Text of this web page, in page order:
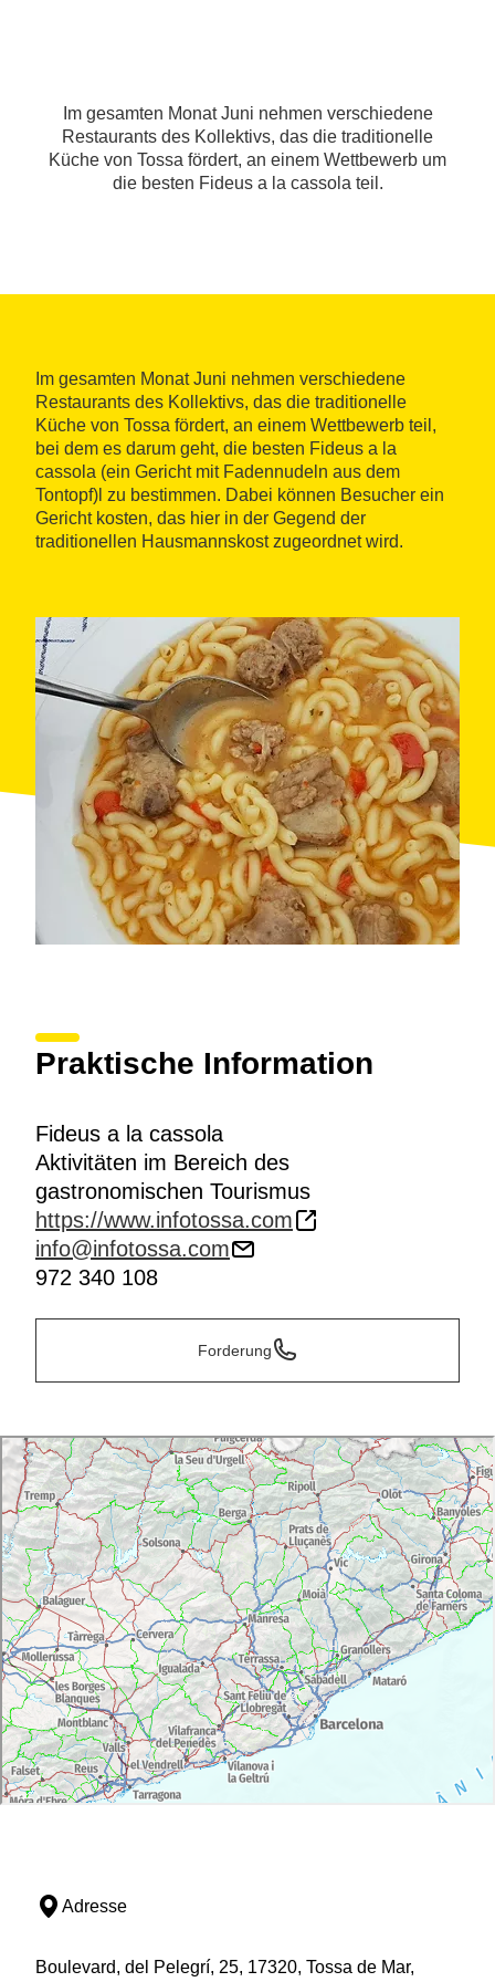
Im gesamten Monat Juni nehmen verschiedene
Restaurants des Kollektivs, das die traditionelle
Küche von Tossa fördert, an einem Wettbewerb um
die besten Fideus a la cassola teil.
Im gesamten Monat Juni nehmen verschiedene
Restaurants des Kollektivs, das die traditionelle
Küche von Tossa fördert, an einem Wettbewerb teil,
bei dem es darum geht, die besten Fideus a la
cassola (ein Gericht mit Fadennudeln aus dem
Tontopf)l zu bestimmen. Dabei können Besucher ein
Gericht kosten, das hier in der Gegend der
traditionellen Hausmannskost zugeordnet wird.
Praktische Information
Fideus a la cassola
Aktivitäten im Bereich des
gastronomischen Tourismus
https://www.infotossa.com
info@infotossa.com
972 340 108
Forderung
Adresse
Boulevard, del Pelegrí, 25, 17320, Tossa de Mar,